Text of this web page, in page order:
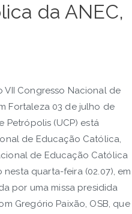
da ANEC,
VII Congresso Nacional de
Fortaleza 03 de julho de
Petrópolis (UCP) está
de Educação Católica,
de Educação Católica
quarta-feira (02.07), em
por uma missa presidida
Gregório Paixão, OSB, que